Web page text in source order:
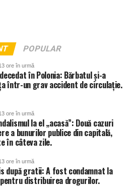
POPULAR
ore în urmă
în Polonia: Bărbatul și-a
într-un grav accident de circulație.
ore în urmă
la el „acasă”: Două cazuri
a bunurilor publice din capitală,
în câteva zile.
ore în urmă
după gratii: A fost condamnat la
distribuirea drogurilor.